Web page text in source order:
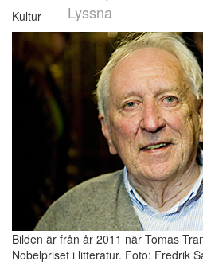
Lyssna
Kultur
Bilden är från år 2011 när Tomas
Nobelpriset i litteratur. Foto: Fredrik